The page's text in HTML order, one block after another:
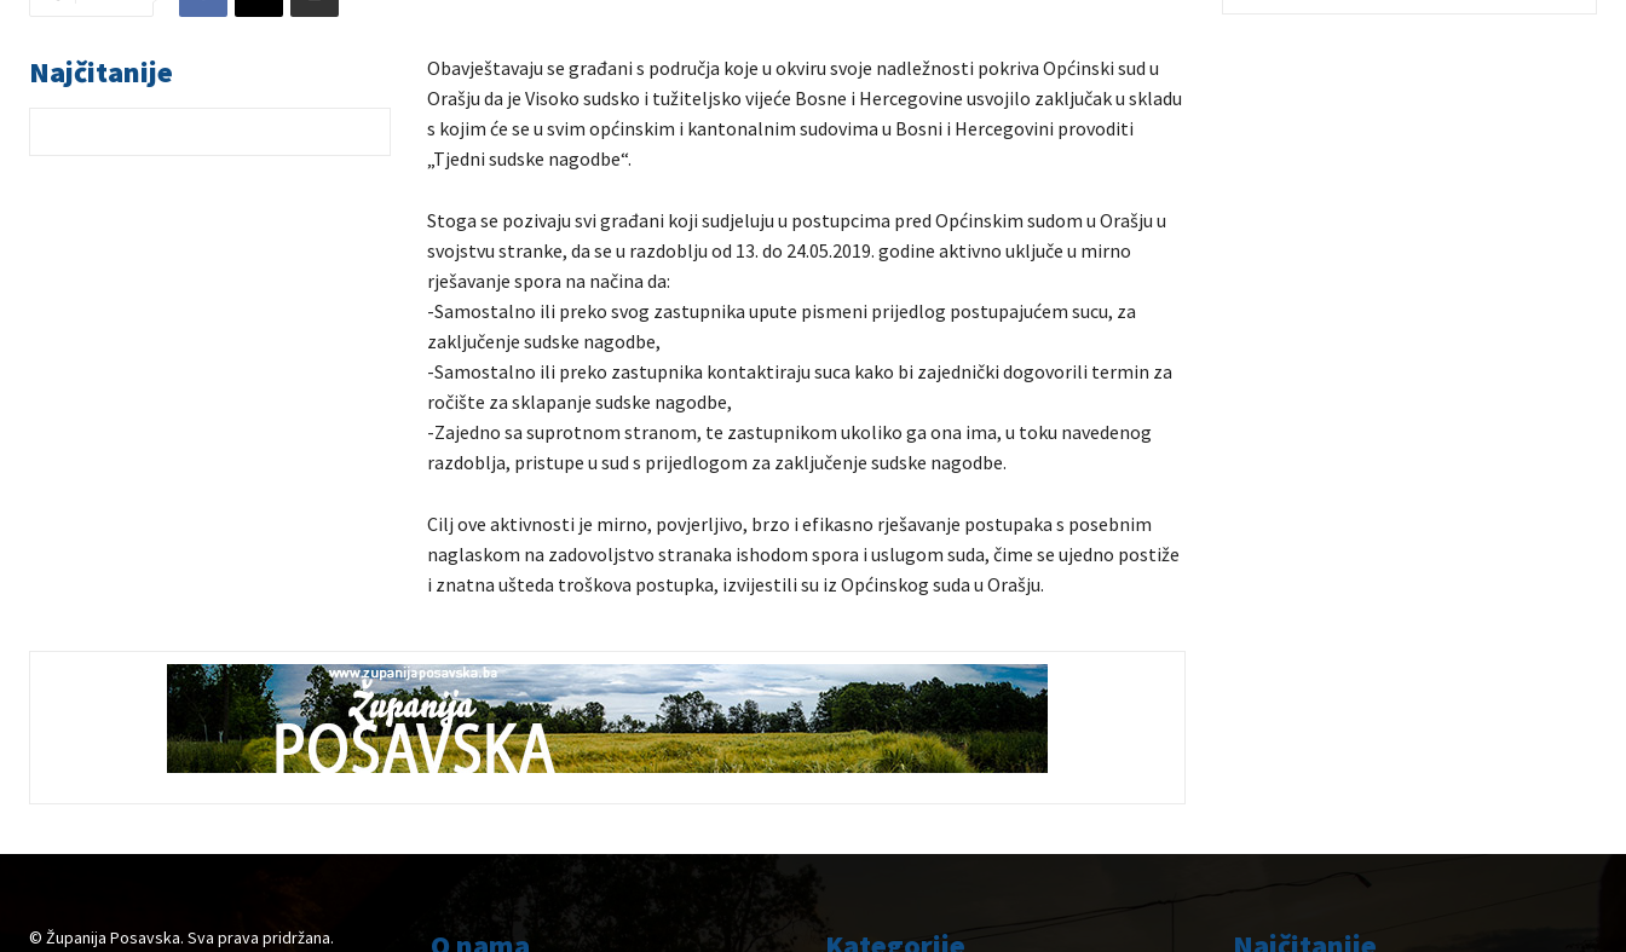
Najčitanije
Obavještavaju se građani s područja koje u okviru svoje nadležnosti pokriva Općinski sud u
Orašju da je Visoko sudsko i tužiteljsko vijeće Bosne i Hercegovine usvojilo zaključak u skladu
s kojim će se u svim općinskim i kantonalnim sudovima u Bosni i Hercegovini provoditi
„Tjedni sudske nagodbe“.
Stoga se pozivaju svi građani koji sudjeluju u postupcima pred Općinskim sudom u Orašju u
svojstvu stranke, da se u razdoblju od 13. do 24.05.2019. godine aktivno uključe u mirno
rješavanje spora na načina da:
-Samostalno ili preko svog zastupnika upute pismeni prijedlog postupajućem sucu, za
zaključenje sudske nagodbe,
-Samostalno ili preko zastupnika kontaktiraju suca kako bi zajednički dogovorili termin za
ročište za sklapanje sudske nagodbe,
-Zajedno sa suprotnom stranom, te zastupnikom ukoliko ga ona ima, u toku navedenog
razdoblja, pristupe u sud s prijedlogom za zaključenje sudske nagodbe.
Cilj ove aktivnosti je mirno, povjerljivo, brzo i efikasno rješavanje postupaka s posebnim
naglaskom na zadovoljstvo stranaka ishodom spora i uslugom suda, čime se ujedno postiže
i znatna ušteda troškova postupka, izvijestili su iz Općinskog suda u Orašju.
© Županija Posavska. Sva prava pridržana.